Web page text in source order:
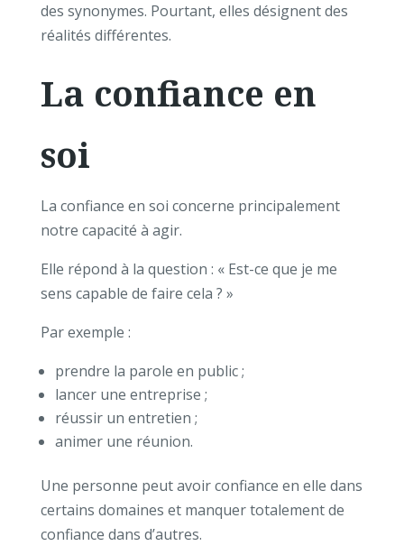
des synonymes. Pourtant, elles désignent des
réalités différentes.
La confiance en
soi
La confiance en soi concerne principalement
notre capacité à agir.
Elle répond à la question : « Est-ce que je me
sens capable de faire cela ? »
Par exemple :
prendre la parole en public ;
lancer une entreprise ;
réussir un entretien ;
animer une réunion.
Une personne peut avoir confiance en elle dans
certains domaines et manquer totalement de
confiance dans d’autres.